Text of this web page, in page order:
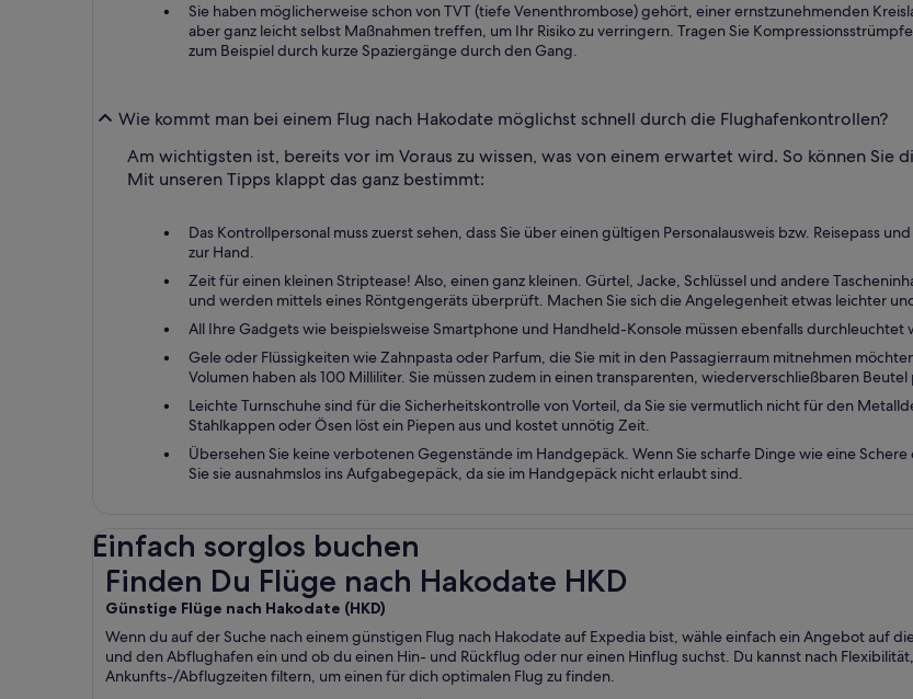
Sie haben möglicherweise schon von TVT (tiefe Venenthrombose) gehört, einer ernstzunehmenden
aber ganz leicht selbst Maßnahmen treffen, um Ihr Risiko zu verringern. Tragen Sie
zum Beispiel durch kurze Spaziergänge durch den Gang.
Wie kommt man bei einem Flug nach Hakodate möglichst schnell durch die Flughafenkontrollen?
Am wichtigsten ist, bereits vor im Voraus zu wissen, was von einem erwartet wird. So können Sie
Mit unseren Tipps klappt das ganz bestimmt:
Das Kontrollpersonal muss zuerst sehen, dass Sie über einen gültigen Personalausweis bzw. Reisepass
zur Hand.
Zeit für einen kleinen Striptease! Also, einen ganz kleinen. Gürtel, Jacke, Schlüssel und andere
und werden mittels eines Röntgengeräts überprüft. Machen Sie sich die Angelegenheit etwas leichter
All Ihre Gadgets wie beispielsweise Smartphone und Handheld-Konsole müssen ebenfalls durchleuchtet
Gele oder Flüssigkeiten wie Zahnpasta oder Parfum, die Sie mit in den Passagierraum mitnehmen
Volumen haben als 100 Milliliter. Sie müssen zudem in einen transparenten, wiederverschließbaren
Leichte Turnschuhe sind für die Sicherheitskontrolle von Vorteil, da Sie sie vermutlich nicht für den
Stahlkappen oder Ösen löst ein Piepen aus und kostet unnötig Zeit.
Übersehen Sie keine verbotenen Gegenstände im Handgepäck. Wenn Sie scharfe Dinge wie eine
Sie sie ausnahmslos ins Aufgabegepäck, da sie im Handgepäck nicht erlaubt sind.
Einfach sorglos buchen
Finden Du Flüge nach Hakodate HKD
Günstige Flüge nach Hakodate (HKD)
Wenn du auf der Suche nach einem günstigen Flug nach Hakodate auf Expedia bist, wähle einfach ein Angebot auf
und den Abflughafen ein und ob du einen Hin- und Rückflug oder nur einen Hinflug suchst. Du kannst nach
Ankunfts-/Abflugzeiten filtern, um einen für dich optimalen Flug zu finden.
Finden Du Flüge nach Hakodate HKD